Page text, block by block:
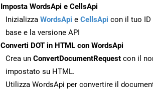
Imposta WordsApi e CellsApi
Inizializza WordsApi e CellsApi con il tuo ID
base e la versione API
Converti DOT in HTML con WordsApi
Crea un ConvertDocumentRequest con il
impostato su HTML.
Utilizza WordsApi per convertire il